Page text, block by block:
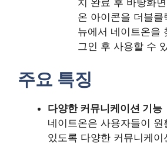
온 아이콘을 더블클
뉴에서 네이트온을
그인 후 사용할 수
주요 특징
다양한 커뮤니케이션 기능
네이트온은 사용자들이
있도록 다양한 커뮤니케